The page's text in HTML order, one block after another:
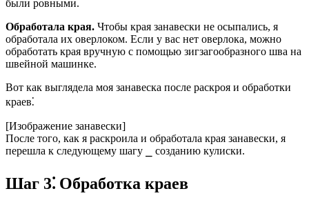
были ровными.
Обработала края. Чтобы края занавески не осыпались, я
обработала их оверлоком. Если у вас нет оверлока, можно
обработать края вручную с помощью зигзагообразного шва на
швейной машинке.
Вот как выглядела моя занавеска после раскроя и обработки
краев⁚
[Изображение занавески]
После того, как я раскроила и обработала края занавески, я
перешла к следующему шагу ⎯ созданию кулиски.
Шаг 3⁚ Обработка краев